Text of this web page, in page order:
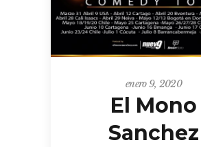
enero 9, 2020
El Mono
Sanchez